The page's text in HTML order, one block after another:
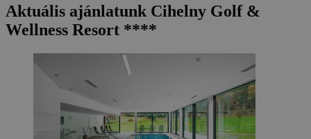
Aktuális ajánlatunk Cihelny Golf &
Wellness Resort ****